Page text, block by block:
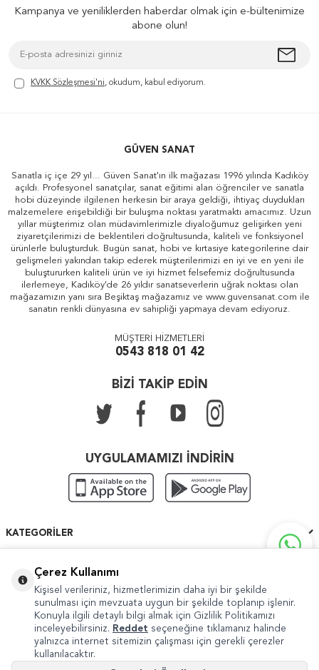
Kampanya ve yeniliklerden haberdar olmak için e-bültenimize
abone olun!
KVKK Sözleşmesi'ni, okudum, kabul ediyorum.
GÜVEN SANAT
Sanatla iç içe 29 yıl... Güven Sanat'ın ilk mağazası 1996 yılında Kadıköy
açıldı. Profesyonel sanatçılar, sanat eğitimi alan öğrenciler ve sanatla
hobi düzeyinde ilgilenen herkesin bir araya geldiği, ihtiyaç duydukları
malzemelere erişebildiği bir buluşma noktası yaratmaktı amacımız. Uzun
yıllar müşterimiz olan müdavimlerimizle diyaloğumuz gelişirken yeni
ziyaretçilerimizi de beklentileri doğrultusunda, kaliteli ve fonksiyonel
ürünlerle buluşturduk. Bugün sanat, hobi ve kırtasiye kategorilerine dair
gelişmeleri yakından takip ederek müşterilerimizi en iyi ve en yeni ile
buluştururken kaliteli ürün ve iyi hizmet felsefemiz doğrultusunda
ilerlemeye, Kadıköy'de 26 yıldır sanatseverlerin uğrak noktası olan
mağazamızın yanı sıra Beşiktaş mağazamız ve www.guvensanat.com ile
sanatın renkli dünyasına ev sahipliği yapmaya devam ediyoruz.
MÜŞTERİ HİZMETLERİ
0543 818 01 42
BİZİ TAKİP EDİN
UYGULAMAMIZI İNDİRİN
KATEGORILER
HIZLI ERIŞIM
Çerez Kullanımı
Kişisel verileriniz, hizmetlerimizin daha iyi bir şekilde
sunulması için mevzuata uygun bir şekilde toplanıp işlenir.
Konuyla ilgili detaylı bilgi almak için Gizlilik Politikamızı
inceleyebilirsiniz. Reddet seçeneğine tıklamanız halinde
yalnızca internet sitemizin çalışması için gerekli çerezler
kullanılacaktır.